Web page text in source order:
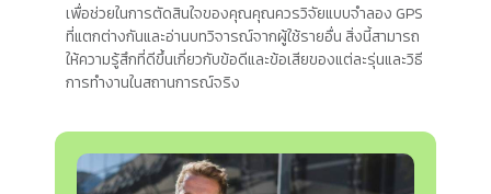
เพื่อช่วยในการตัดสินใจของคุณคุณควรวิจัยแบบจำลอง GPS
ที่แตกต่างกันและอ่านบทวิจารณ์จากผู้ใช้รายอื่น สิ่งนี้สามารถ
ให้ความรู้สึกที่ดีขึ้นเกี่ยวกับข้อดีและข้อเสียของแต่ละรุ่นและวิธี
การทำงานในสถานการณ์จริง